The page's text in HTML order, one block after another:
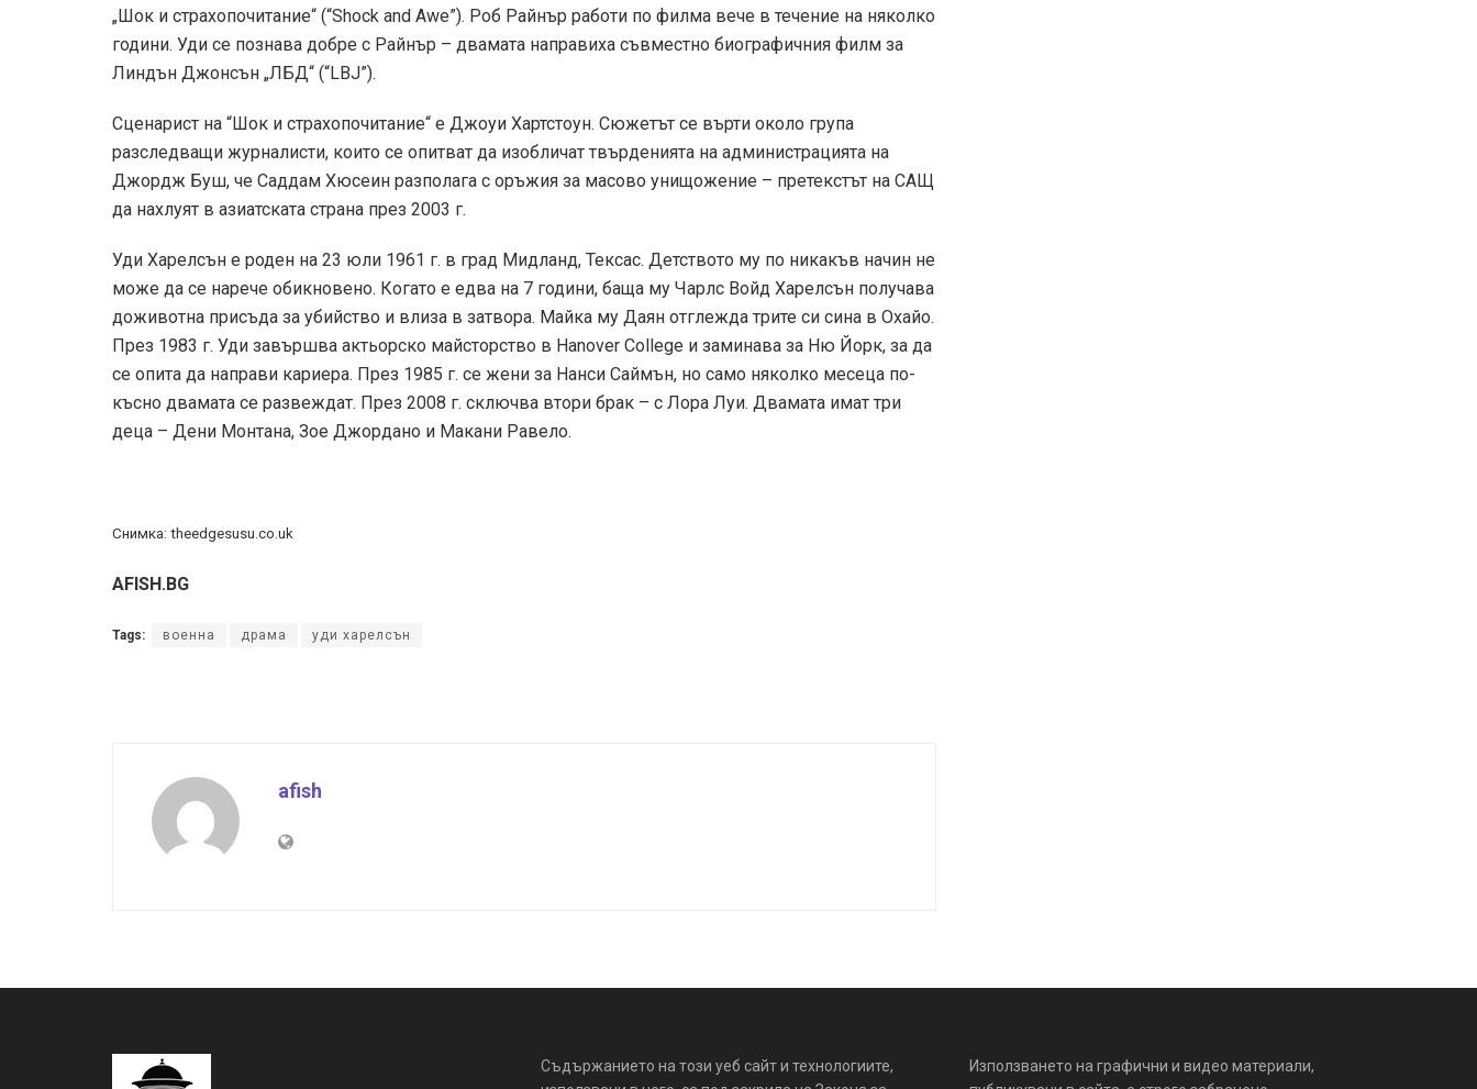
„Шок и страхопочитание“ (“Shock and Awe”). Роб Райнър работи по филма вече в течение на няколко
години. Уди се познава добре с Райнър – двамата направиха съвместно биографичния филм за
Линдън Джонсън „ЛБД“ (“LBJ”).
Сценарист на “Шок и страхопочитание“ е Джоуи Хартстоун. Сюжетът се върти около група
разследващи журналисти, които се опитват да изобличат твърденията на администрацията на
Джордж Буш, че Саддам Хюсеин разполага с оръжия за масово унищожение – претекстът на САЩ
да нахлуят в азиатската страна през 2003 г.
Уди Харелсън е роден на 23 юли 1961 г. в град Мидланд, Тексас. Детството му по никакъв начин не
може да се нарече обикновено. Когато е едва на 7 години, баща му Чарлс Войд Харелсън получава
доживотна присъда за убийство и влиза в затвора. Майка му Даян отглежда трите си сина в Охайо.
През 1983 г. Уди завършва актьорско майсторство в Hanover College и заминава за Ню Йорк, за да
се опита да направи кариера. През 1985 г. се жени за Нанси Саймън, но само няколко месеца по-
късно двамата се развеждат. През 2008 г. сключва втори брак – с Лора Луи. Двамата имат три
деца – Дени Монтана, Зое Джордано и Макани Равело.
Снимка: theedgesusu.co.uk
AFISH.BG
Tags: военна драма уди харелсън
afish
Съдържанието на този уеб сайт и технологиите,
Използването на графични и видео материали,